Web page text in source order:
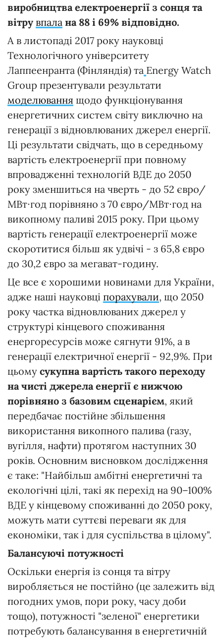
виробництва електроенергії з сонця та
вітру впала на 88 і 69% відповідно.
А в листопаді 2017 року науковці
Технологічного університету
Лаппеенранта (Фінляндія) та Energy Watch
Group презентували результати
моделювання щодо функціонування
енергетичних систем світу виключно на
генерації з відновлюваних джерел енергії.
Ці результати свідчать, що в середньому
вартість електроенергії при повному
впровадженні технологій ВДЕ до 2050
року зменшиться на чверть - до 52 євро/
МВт∙год порівняно з 70 євро/МВт∙год на
викопному паливі 2015 року. При цьому
вартість генерації електроенергії може
скоротитися більш як удвічі - з 65,8 євро
до 30,2 євро за мегават-годину.
Це все є хорошими новинами для України,
адже наші науковці порахували, що 2050
року частка відновлюваних джерел у
структурі кінцевого споживання
енергоресурсів може сягнути 91%, а в
генерації електричної енергії - 92,9%. При
цьому сукупна вартість такого переходу
на чисті джерела енергії є нижчою
порівняно з базовим сценарієм, який
передбачає постійне збільшення
використання викопного палива (газу,
вугілля, нафти) протягом наступних 30
років. Основним висновком дослідження
є таке: "Найбільш амбітні енергетичні та
екологічні цілі, такі як перехід на 90–100%
ВДЕ у кінцевому споживанні до 2050 року,
можуть мати суттєві переваги як для
економіки, так і для суспільства в цілому".
Балансуючі потужності
Оскільки енергія із сонця та вітру
виробляється не постійно (це залежить від
погодних умов, пори року, часу доби
тощо), потужності "зеленої" енергетики
потребують балансування в енергетичній